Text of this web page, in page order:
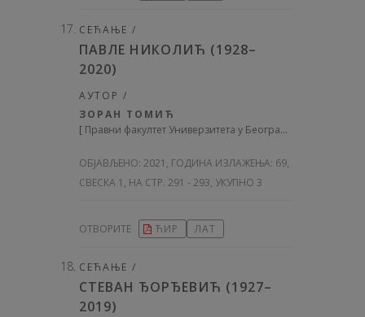
СЕЋАЊЕ /
ПАВЛЕ НИКОЛИЋ (1928–
2020)
АУТОР /
ЗОРАН ТОМИЋ
[ Правни факултет Универзитета у Београду, Србија
ОБЈАВЉЕНО: 2021, ГОДИНА ИЗЛАЖЕЊА: 69,
СВЕСКА 1, НА СТР. 291 - 293, УКУПНО 3
ОТВОРИТЕ ЋИР ЛАТ
СЕЋАЊЕ /
СТЕВАН ЂОРЂЕВИЋ (1927–
2019)